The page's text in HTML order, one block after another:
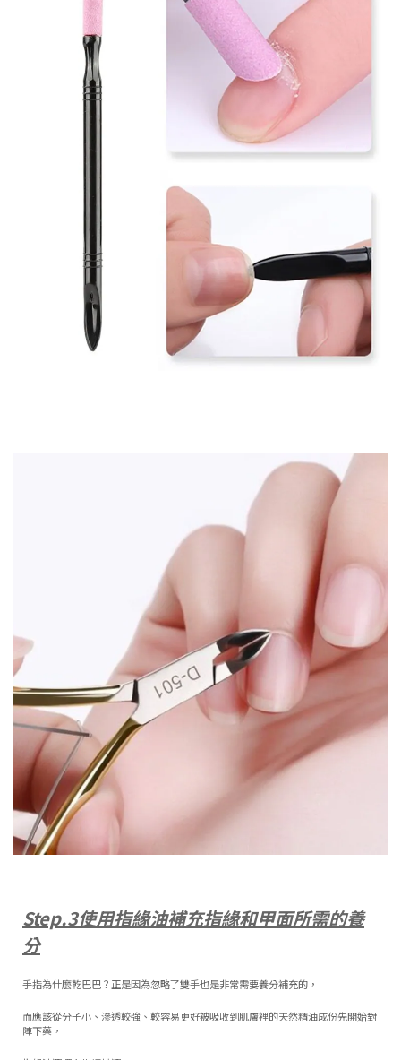
Step.3使用指緣油補充指緣和甲面所需的養
分
手指為什麼乾巴巴？正是因為忽略了雙手也是非常需要養分補充的，
而應該從分子小、滲透較強、較容易更好被吸收到肌膚裡的天然精油成份先開始對
陣下藥，